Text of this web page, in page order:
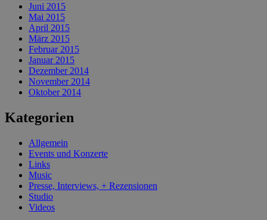
Juni 2015
Mai 2015
April 2015
März 2015
Februar 2015
Januar 2015
Dezember 2014
November 2014
Oktober 2014
Kategorien
Allgemein
Events und Konzerte
Links
Music
Presse, Interviews, + Rezensionen
Studio
Videos